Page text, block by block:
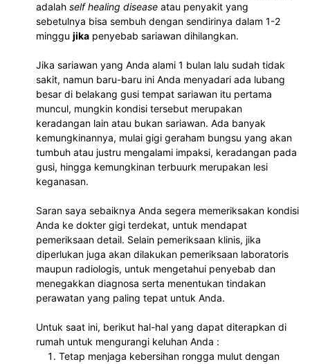
adalah self healing disease atau penyakit yang
sebetulnya bisa sembuh dengan sendirinya dalam 1-2
minggu jika penyebab sariawan dihilangkan.
Jika sariawan yang Anda alami 1 bulan lalu sudah tidak
sakit, namun baru-baru ini Anda menyadari ada lubang
besar di belakang gusi tempat sariawan itu pertama
muncul, mungkin kondisi tersebut merupakan
keradangan lain atau bukan sariawan. Ada banyak
kemungkinannya, mulai gigi geraham bungsu yang akan
tumbuh atau justru mengalami impaksi, keradangan pada
gusi, hingga kemungkinan terbuurk merupakan lesi
keganasan.
Saran saya sebaiknya Anda segera memeriksakan kondisi
Anda ke dokter gigi terdekat, untuk mendapat
pemeriksaan detail. Selain pemeriksaan klinis, jika
diperlukan juga akan dilakukan pemeriksaan laboratoris
maupun radiologis, untuk mengetahui penyebab dan
menegakkan diagnosa serta menentukan tindakan
perawatan yang paling tepat untuk Anda.
Untuk saat ini, berikut hal-hal yang dapat diterapkan di
rumah untuk mengurangi keluhan Anda :
Tetap menjaga kebersihan rongga mulut dengan